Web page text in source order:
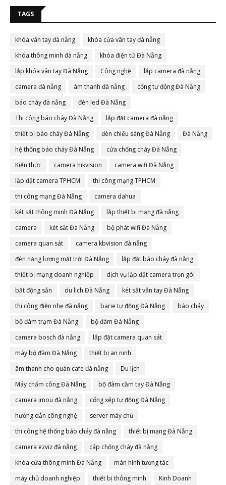
TAGS
khóa vân tay đà nẵng
khóa cửa vân tay đà nẵng
khóa thông minh đà nẵng
khóa điện tử Đà Nẵng
lắp khóa vân tay Đà Nẵng
Công nghệ
lắp camera đà nẵng
camera đà nẵng
âm thanh đà nẵng
cổng tự động Đà Nẵng
báo cháy đà nẵng
đèn led Đà Nẵng
Thi công báo cháy Đà Nẵng
lắp đặt camera đà nẵng
thiết bị báo cháy Đà Nẵng
đèn chiếu sáng Đà Nẵng
Đà Nẵng
hệ thống báo cháy Đà Nẵng
cửa chống cháy Đà Nẵng
Kiến thức
camera hikvision
camera wifi Đà Nẵng
lắp đặt camera TPHCM
thi công mạng TPHCM
thi công mạng Đà Nẵng
camera dahua
két sắt thông minh Đà Nẵng
lắp thiết bị mạng đà nẵng
camera
két sắt Đà Nẵng
bộ phát wifi Đà Nẵng
camera quan sát
camera kbvision đà nẵng
đèn năng lượng mặt trời Đà Nẵng
lắp đặt báo cháy đà nẵng
thiết bị mạng doanh nghiệp
dịch vụ lắp đặt camera trọn gói
bất động sản
du lịch Đà Nẵng
két sắt vân tay Đà Nẵng
thi công điện nhẹ đà nẵng
barie tự động Đà Nẵng
báo cháy
bộ đàm trạm Đà Nẵng
bộ đàm Đà Nẵng
camera bosch đà nẵng
lắp đặt camera quan sát
máy bộ đàm Đà Nẵng
thiết bị an ninh
âm thanh cho quán cafe đà nẵng
Du lịch
Máy chấm công Đà Nẵng
bộ đàm cầm tay Đà Nẵng
camera imou đà nẵng
cổng xếp tự động Đà Nẵng
hướng dẫn công nghệ
server máy chủ
thi công hệ thống báo cháy đà nẵng
thiết bị mạng Đà Nẵng
camera ezviz đà nẵng
cáp chống cháy đà nẵng
khóa cửa thông minh Đà Nẵng
màn hình tương tác
máy chủ doanh nghiệp
thiết bị thông minh
Kinh Doanh